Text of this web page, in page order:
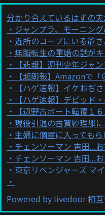
分かり合えているはずの
ジャンプラ、モーニン
近所のコープにいる爺
無職転生の重婚の話が
【悲報】週刊少年ジャ
【超朗報】Amazonで
【ハゲ速報】イケおぢ
【ハゲ速報】デビッド
【辺野古ボート転覆１
現役引退の古賀紗理那
主婦に個室に入っても
チェンソーマン 吉田...
チェンソーマン 吉田...
東京リベンジャーズ マ
Powered by livedoor 相互